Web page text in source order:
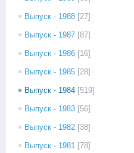
Выпуск - 1988 [27]
Выпуск - 1987 [87]
Выпуск - 1986 [16]
Выпуск - 1985 [28]
Выпуск - 1984 [519]
Выпуск - 1983 [56]
Выпуск - 1982 [38]
Выпуск - 1981 [78]